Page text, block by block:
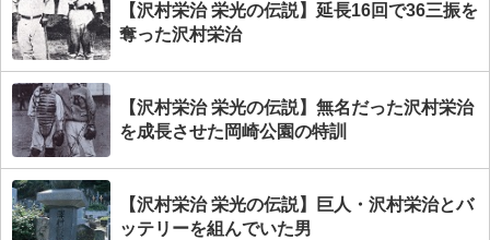
【沢村栄治 栄光の伝説】延長16回で36三振を
奪った沢村栄治
【沢村栄治 栄光の伝説】無名だった沢村栄治
を成長させた岡崎公園の特訓
【沢村栄治 栄光の伝説】巨人・沢村栄治とバ
ッテリーを組んでいた男